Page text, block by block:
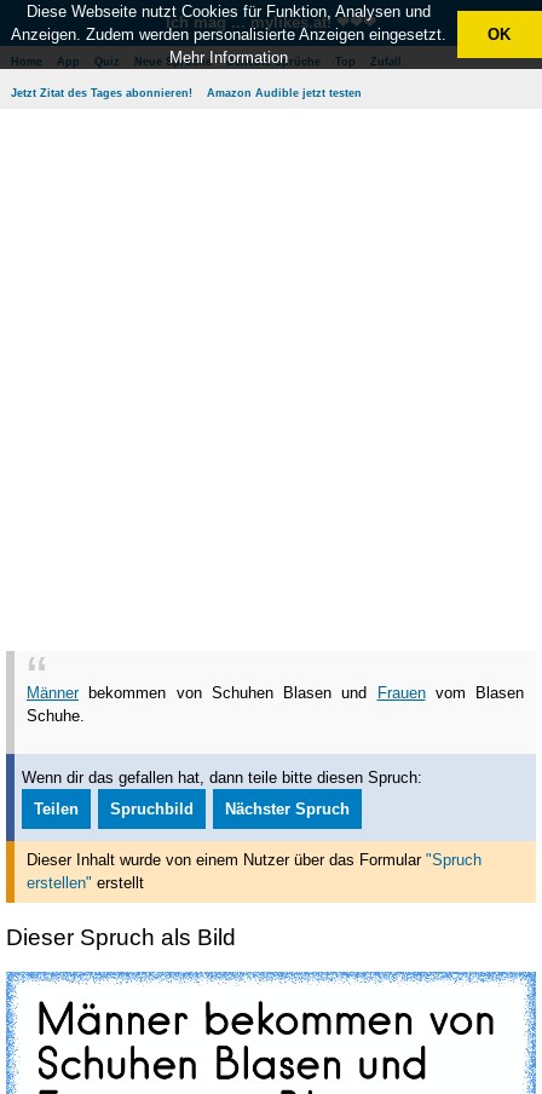
Ich mag ... mylikes.at! ❤❤❤
Home App Quiz Neue Sprüche Beliebte Sprüche Top Zufall
Jetzt Zitat des Tages abonnieren! Amazon Audible jetzt testen
Männerbekommen von Schuhen Blasen und Frauenvom Blasen
Schuhe.
Wenn dir das gefallen hat, dann teile bitte diesen Spruch:
Teilen
Spruchbild Nächster Spruch
Dieser Inhalt wurde von einem Nutzer über das Formular "Spruch
erstellen" erstellt
Dieser Spruch als Bild
Diese Webseite nutzt Cookies für Funktion, Analysen und
Anzeigen. Zudem werden personalisierte Anzeigen eingesetzt.
Mehr Information
OK